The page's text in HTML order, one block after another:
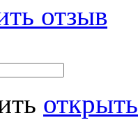
отзыв
открыть